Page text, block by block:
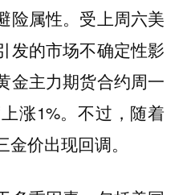
险属性。受上周六美
发的市场不确定性影
金主力期货合约周一
涨1%。不过，随着
价出现回调。